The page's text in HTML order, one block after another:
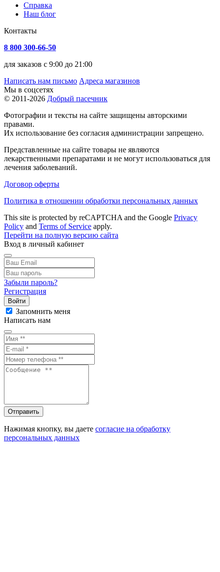
Справка
Наш блог
Контакты
8 800 300-66-50
для заказов с 9:00 до 21:00
Написать нам письмо Адреса магазинов
Мы в соцсетях
© 2011-2026 Добрый пасечник
Фотографии и тексты на сайте защищены авторскими
правами.
Их использование без согласия администрации запрещено.
Представленные на сайте товары не являются
лекарственными препаратами и не могут использоваться для
лечения заболеваний.
Договор оферты
Политика в отношении обработки персональных данных
This site is protected by reCAPTCHA and the Google Privacy
Policy and Terms of Service apply.
Перейти на полную версию сайта
Вход в личный кабинет
Забыли пароль?
Регистрация
Войти
Запомнить меня
Написать нам
Отправить
Нажимая кнопку, вы даете согласие на обработку
персональных данных